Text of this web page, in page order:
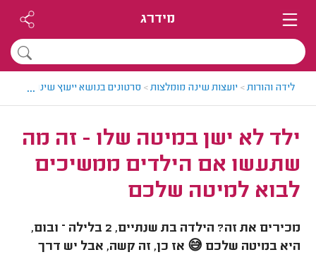
מידרג
לידה והורות> יועצות שינה מומלצות> סרטונים בנושא ייעוץ שינה>
...
ילד לא ישן במיטה שלו - זה מה
שתעשו אם הילדים ממשיכים
לבוא למיטה שלכם
מכירים את זה? הילדה בת שנתיים, 2 בלילה – ובום,
היא במיטה שלכם 😅 אז כן, זה קשה, אבל יש דרך